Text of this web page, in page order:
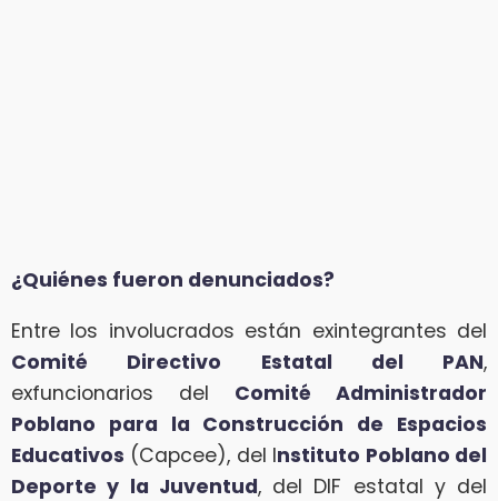
¿Quiénes fueron denunciados?
Entre los involucrados están exintegrantes del
Comité Directivo Estatal del PAN,
exfuncionarios del Comité Administrador
Poblano para la Construcción de Espacios
Educativos (Capcee), del Instituto Poblano del
Deporte y la Juventud, del DIF estatal y del